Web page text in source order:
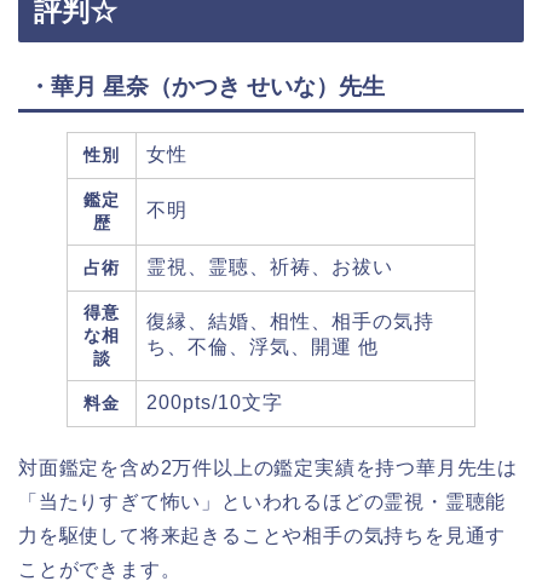
評判☆
・華月 星奈（かつき せいな）先生
性別 女性
鑑定
歴
不明
占術 霊視、霊聴、祈祷、お祓い
得意
な相
談
復縁、結婚、相性、相手の気持
ち、不倫、浮気、開運 他
料金 200pts/10文字
対面鑑定を含め2万件以上の鑑定実績を持つ華月先生は
「当たりすぎて怖い」といわれるほどの霊視・霊聴能
力を駆使して将来起きることや相手の気持ちを見通す
ことができます。